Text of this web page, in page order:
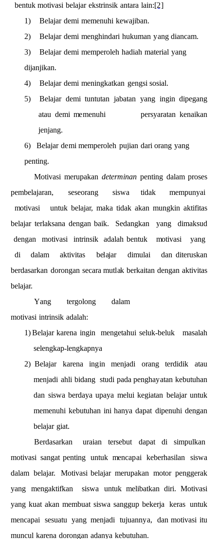
bentuk motivasi belajar ekstrinsik antara lain:[2]
1)
Belajar demi memenuhi kewajiban.
2)
Belajar demi menghindari hukuman yang diancam.
3)
Belajar demi memperoleh hadiah material yang
dijanjikan.
4)
Belajar demi meningkatkan gengsi sosial.
5)
Belajar demi tuntutan jabatan yang ingin dipegang
atau demi memenuhi persyaratan kenaikan
jenjang.
6)
Belajar demi memperoleh pujian dari orang yang
penting.
Motivasi merupakan determinan penting dalamproses
pembelajaran, seseorang siswa tidak mempunyai
motivasi untuk belajar, maka tidak akan mungkin aktifitas
belajar terlaksana denganbaik. Sedangkan yang dimaksud
dengan motivasi intrinsik adalah bentuk motivasi yang
di
dalam aktivitas belajar dimulai danditeruskan
berdasarkan dorongan secara mutlakberkaitan denganaktivitas
belajar.
Yang tergolong dalam
motivasi intrinsik adalah:
1)Belajar karena ingin mengetahui seluk-beluk masalah
selengkap-lengkapnya
2) Belajar karena ingin menjadi orang terdidik
atau
menjadi ahli bidang studi pada penghayatan kebutuhan
dan siswa berdayaupaya melui kegiatan belajar untuk
memenuhi kebutuhan inihanya dapat dipenuhi dengan
belajar giat.
Berdasarkan uraian tersebut dapat di simpulkan
motivasi sangat penting untuk mencapai keberhasilan
siswa
dalam belajar. Motivasi belajar merupakan motor penggerak
yang mengaktifkan siswa untuk melibatkan
diri. Motivasi
yang kuat akan membuat siswa sanggupbekerja keras untuk
mencapai sesuatu yang menjadi tujuannya, dan motivasi itu
muncul karena dorongan adanya kebutuhan.